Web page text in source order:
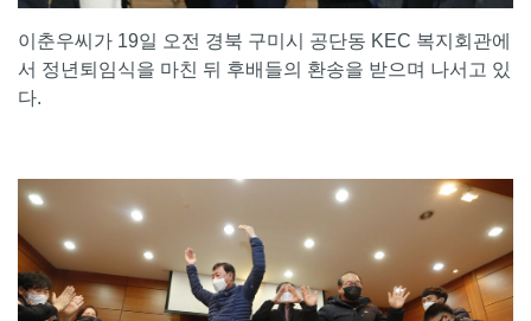
이춘우씨가 19일 오전 경북 구미시 공단동 KEC 복지회관에
서 정년퇴임식을 마친 뒤 후배들의 환송을 받으며 나서고 있
다.